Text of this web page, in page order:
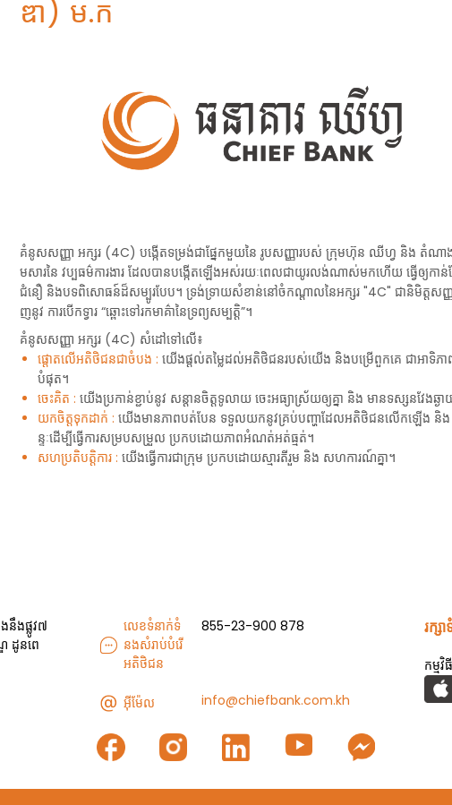
ឌា) ម.ក
គំនូសសញ្ញា អក្សរ (4C) បង្កើតទម្រង់ជាផ្នែកមួយនៃ រូបសញ្ញារបស់ ក្រុមហ៊ុន ឈីហ្វ និង តំណាង
មសារនៃ វប្បធម៌ការងារ ដែលបានបង្កើតឡើងអស់រយៈពេលជាយូរលង់ណាស់មកហើយ ធ្វើឲ្យកាន់
ជំនឿ និងបទពិសោធន៍ដ៏សម្បូរបែប។ ទ្រង់ទ្រាយសំខាន់នៅចំកណ្តាលនៃអក្សរ "4C" ជានិមិត្តសញ្ញា
ញនូវ ការបើកទ្វារ “ឆ្ពោះទៅរកមាគ៌ានៃទ្រព្យសម្បត្តិ”។
គំនូសសញ្ញា អក្សរ (4C) សំដៅទៅលើ៖
ផ្តោតលើអតិថិជនជាចំបង : យើងផ្តល់តម្លៃដល់អតិថិជនរបស់យើង និងបម្រើពួកគេ ជាអាទិភា
បំផុត។
ចេះគិត : យើងប្រកាន់ខ្ជាប់នូវ សន្តានចិត្តទូលាយ ចេះអធ្យាស្រ័យឲ្យគ្នា និង មានទស្សនវែងឆ្ង
យកចិត្តទុកដាក់ : យើងមានភាពបត់បែន ទទួលយកនូវគ្រប់បញ្ហាដែលអតិថិជនលើកឡើង និង
ន្ទៈដើម្បីធ្វើការសម្របសម្រួល ប្រកបដោយភាពអំណត់អត់ធ្មត់។
សហប្រតិបត្តិការ : យើងធ្វើការជាក្រុម ប្រកបដោយស្មារតីរួម និង សហការណ៍គ្នា។
នឹងផ្លូវ៧
ដូនពេ
លេខទំនាក់ទំ
នងសំរាប់បំរើ
អតិថិជន
855-23-900 878
អ៊ីម៉ែល info@chiefbank.com.kh
រក្ស
កម្ម